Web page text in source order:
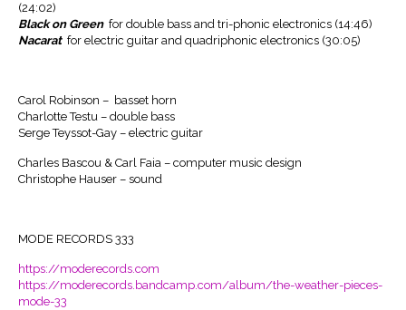
(24:02)
Black on Greenfor double bass and tri-phonic electronics (14:46)
Nacaratfor electric guitar and quadriphonic electronics (30:05)
Carol Robinson – basset horn
Charlotte Testu – double bass
Serge Teyssot-Gay – electric guitar
Charles Bascou & Carl Faia – computer music design
Christophe Hauser – sound
MODE RECORDS 333
https://moderecords.com
https://moderecords.bandcamp.com/album/the-weather-pieces-
mode-33